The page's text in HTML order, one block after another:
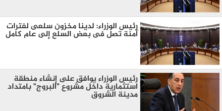
رئيس الوزراء: لدينا مخزون سلعى لفترات
آمنة تصل فى بعض السلع إلى عام كامل
رئيس الوزراء يوافق على إنشاء منطقة
استثمارية داخل مشروع "البروج" بامتداد
مدينة الشروق